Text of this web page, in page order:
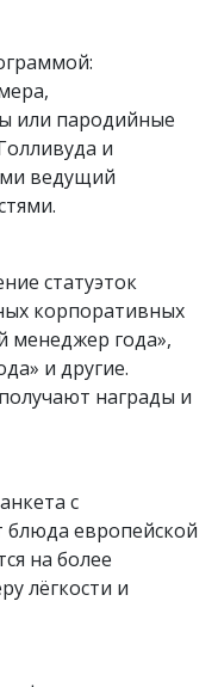
или пародийные
и
ведущий
статуэток
корпоративных
менеджер года»,
и другие.
награды и
с
блюда европейской
на более
лёгкости и